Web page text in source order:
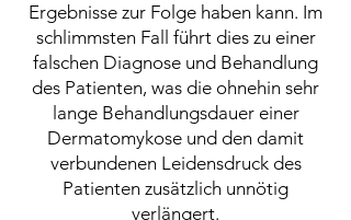
Ergebnisse zur Folge haben kann. Im
schlimmsten Fall führt dies zu einer
falschen Diagnose und Behandlung
des Patienten, was die ohnehin sehr
lange Behandlungsdauer einer
Dermatomykose und den damit
verbundenen Leidensdruck des
Patienten zusätzlich unnötig
verlängert.